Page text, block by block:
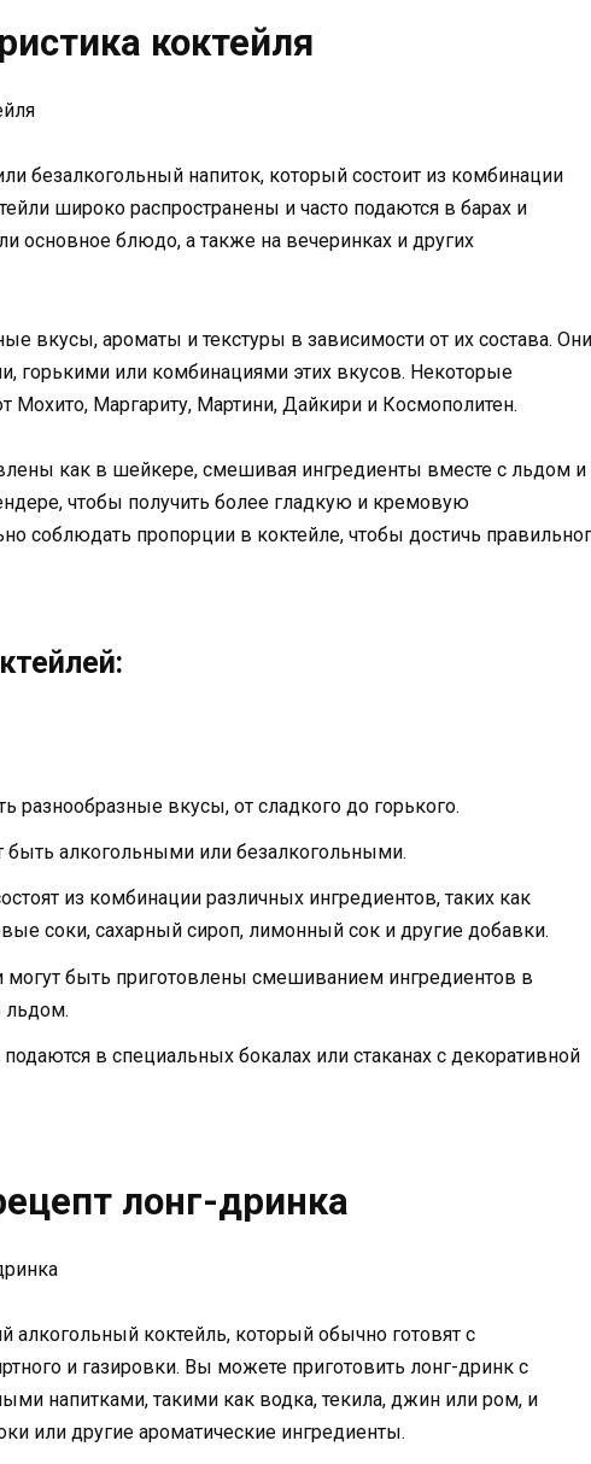
коктейля
безалкогольный напиток, который состоит из комбинации
широко распространены и часто подаются в барах и
основное блюдо, а также на вечеринках и других
вкусы, ароматы и текстуры в зависимости от их состава. Они
горькими или комбинациями этих вкусов. Некоторые
Мохито, Маргариту, Мартини, Дайкири и Космополитен.
как в шейкере, смешивая ингредиенты вместе с льдом и
чтобы получить более гладкую и кремовую
соблюдать пропорции в коктейле, чтобы достичь
разнообразные вкусы, от сладкого до горького.
быть алкогольными или безалкогольными.
из комбинации различных ингредиентов, таких как
соки, сахарный сироп, лимонный сок и другие добавки.
могут быть приготовлены смешиванием ингредиентов в
льдом.
в специальных бокалах или стаканах с декоративной
лонг-дринка
коктейль, который обычно готовят с
и газировки. Вы можете приготовить лонг-дринк с
напитками, такими как водка, текила, джин или ром, и
или другие ароматические ингредиенты.